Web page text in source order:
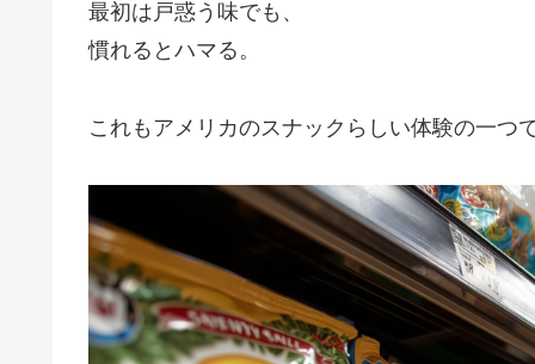
最初は戸惑う味でも、
慣れるとハマる。
これもアメリカのスナックらしい体験の一つ